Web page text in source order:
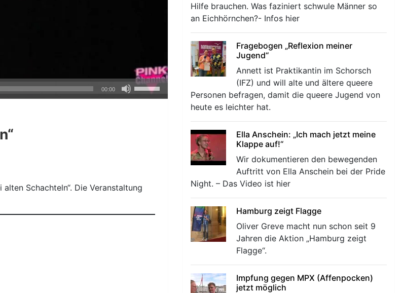
00:00
Pfeiltasten
Hoch/Runter
Schachteln“. Die Veranstaltung
Hilfe brauchen. Was faziniert schwule Männer so
an Eichhörnchen?- Infos hier
Fragebogen „Reflexion meiner
Jugend“
Annett ist Praktikantin im Schorsch
(IFZ) und will alte und ältere queere
Personen befragen, damit die queere Jugend von
heute es leichter hat.
Ella Anschein: „Ich mach jetzt meine
Klappe auf!“
Wir dokumentieren den bewegenden
Auftritt von Ella Anschein bei der Pride
Night. – Das Video ist hier
Hamburg zeigt Flagge
Oliver Greve macht nun schon seit 9
Jahren die Aktion „Hamburg zeigt
Flagge“.
Impfung gegen MPX (Affenpocken)
jetzt möglich